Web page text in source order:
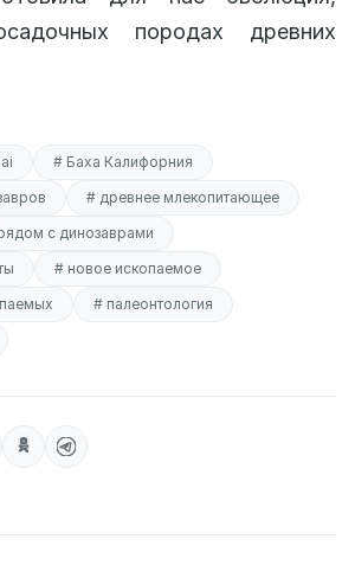
породах древних
# Баха Калифорния
# древнее млекопитающее
с динозаврами
# новое ископаемое
# палеонтология